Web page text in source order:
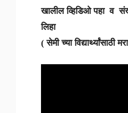
खालील व्हिडिओ पहा व
लिहा
( सेमी च्या